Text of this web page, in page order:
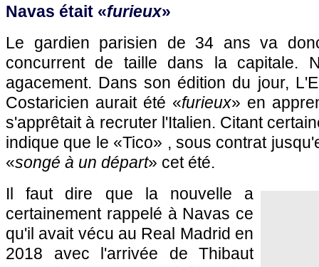
Navas était «furieux»
Le gardien parisien de 34 ans va
concurrent de taille dans la capitale.
agacement. Dans son édition du jour,
Costaricien aurait été «furieux» en
s'apprêtait à recruter l'Italien. Citant
indique que le «Tico» , sous contrat
«songé à un départ» cet été.
Il faut dire que la nouvelle a
certainement rappelé à Navas ce
qu'il avait vécu au Real Madrid en
2018 avec l'arrivée de Thibaut